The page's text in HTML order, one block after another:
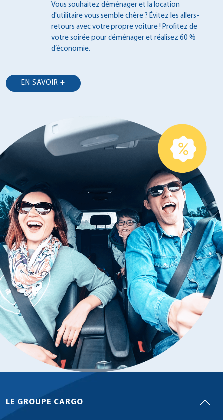
Vous souhaitez déménager et la location
d'utilitaire vous semble chère ? Évitez les allers-
retours avec votre propre voiture ! Profitez de
votre soirée pour déménager et réalisez 60 %
d’économie.
EN SAVOIR +
LE GROUPE CARGO